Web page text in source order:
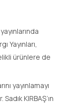
Yayınları,
ürünlere de
yayınlamayı
KIRBAŞ’ın